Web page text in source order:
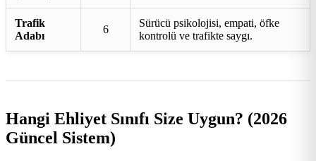
Trafik
Adabı
6
Sürücü psikolojisi, empati, öfke
kontrolü ve trafikte saygı.
Hangi Ehliyet Sınıfı Size Uygun? (2026
Güncel Sistem)